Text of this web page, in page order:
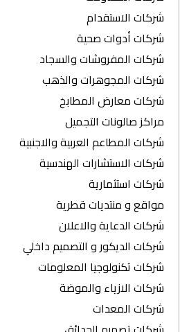
شركات الاستقدام
شركات أدوات صحية
شركات المفروشات والسجاد
شركات المجوهرات والذهب
شركات معارض المطابخ
مراكز صالونات التجميل
شركات المطاعم العربية والاجنبية
شركات الاستشارات الهندسية
شركات استثمارية
مواقع و منتديات قطرية
شركات الدعاية والاعلان
شركات الديكور و التصميم داخلي
شركات تكنولوجيا المعلومات
شركات الازياء والموضة
شركات المعدات